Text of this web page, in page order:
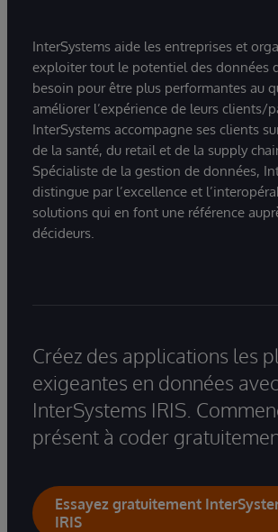
InterSystems aide les entreprises et
exploiter tout le potentiel des données
besoin pour être plus performantes au
améliorer l’expérience de leurs clients/
InterSystems accompagne ses clients
de la santé, du retail et de la supply
Spécialiste de la gestion de données,
distingue par l’excellence et
solutions qui en font une référence
décideurs.
Créez des applications les
exigeantes en données avec
InterSystems IRIS.
présent à coder
Essayez gratuitement
IRIS